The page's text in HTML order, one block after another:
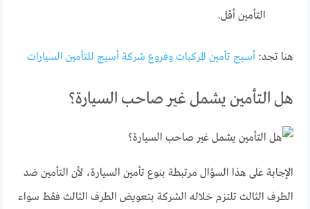
التأمين أقل.
هنا تجد: أسيج تأمين المركبات وفروع شركة أسيج للتأمين السيارات
هل التأمين يشمل غير صاحب السيارة؟
الإجابة على هذا السؤال مرتبطة بنوع تأمين السيارة، لأن التأمين ضد
الطرف الثالث تلتزم خلاله الشركة بتعويض الطرف الثالث فقط سواء